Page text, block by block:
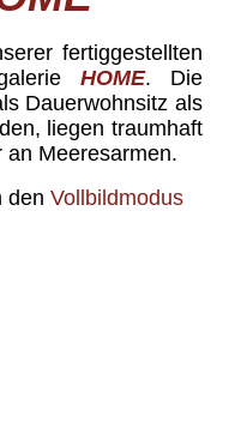
fertiggestellten
HOME. Die
Dauerwohnsitz als
liegen traumhaft
an Meeresarmen.
denVollbildmodus